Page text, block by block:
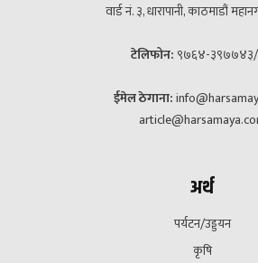
वार्ड नं. ३, धारापानी, काठमाडौं
टेलिफोन: ९७६४-
ईमेल ठेगाना:
अर्थ
पर्यटन/उड्डयन
कृषि